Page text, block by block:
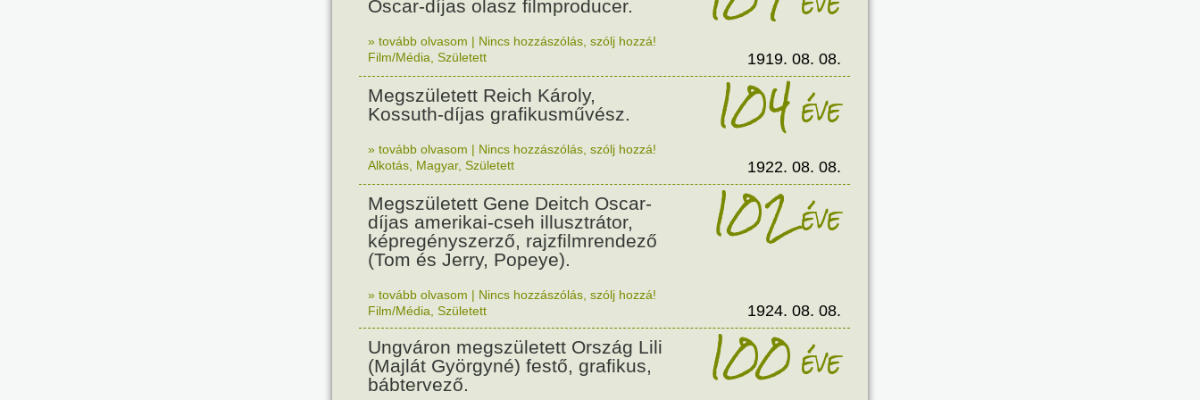
Oscar-díjas olasz filmproducer.
» tovább olvasom | Nincs hozzászólás, szólj hozzá!
Film/Média Született 1919. 08. 08.
Megszületett Reich Károly,
Kossuth-díjas grafikusművész.
104éve
» tovább olvasom | Nincs hozzászólás, szólj hozzá!
Alkotás Magyar, Született 1922. 08. 08.
Megszületett Gene Deitch Oscar-
díjas amerikai-cseh illusztrátor,
képregényszerző, rajzfilmrendező
(Tom és Jerry, Popeye).
102éve
» tovább olvasom | Nincs hozzászólás, szólj hozzá!
Film/Média Született 1924. 08. 08.
Ungváron megszületett Ország Lili
(Majlát Györgyné) festő, grafikus,
bábtervező.
100éve